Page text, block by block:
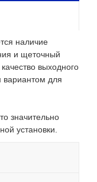
наличие
и щеточный
выходного
вариантом для
значительно
установки.